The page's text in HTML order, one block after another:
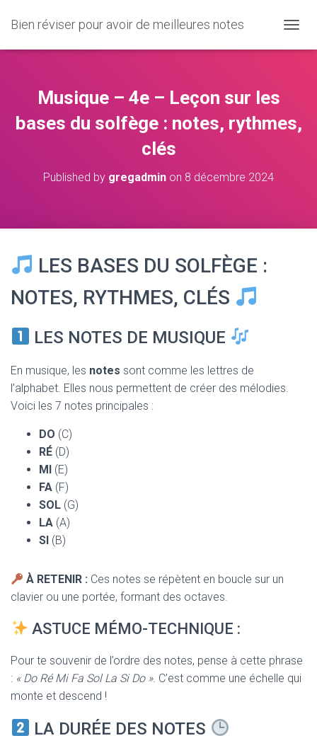
Bien réviser pour avoir de meilleures notes
U
F
Musique – 4e – Leçon sur les
bases du solfège : notes, rythmes,
clés
Published by gregadmin on 8 décembre 2024
LES BASES DU SOLFÈGE :
NOTES, RYTHMES, CLÉS
LES NOTES DE MUSIQUE
En musique, les notes sont comme les lettres de
l’alphabet. Elles nous permettent de créer des mélodies.
Voici les 7 notes principales :
DO (C)
RÉ (D)
MI (E)
FA (F)
SOL (G)
LA (A)
SI (B)
À RETENIR : Ces notes se répètent en boucle sur un
clavier ou une portée, formant des octaves.
ASTUCE MÉMO-TECHNIQUE :
Pour te souvenir de l’ordre des notes, pense à cette phrase
: « Do Ré Mi Fa Sol La Si Do ». C’est comme une échelle qui
monte et descend !
LA DURÉE DES NOTES